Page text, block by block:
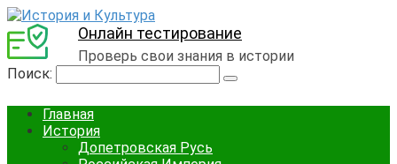
Онлайн тестирование
Проверь свои знания в истории
Поиск:
Главная
История
Допетровская Русь